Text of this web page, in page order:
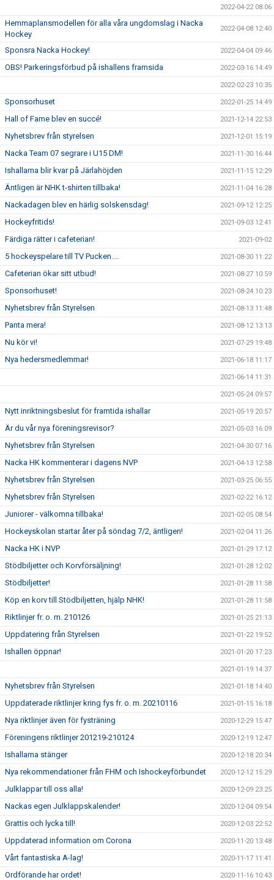
2022-04-22 08:06
Hemmaplansmodellen för alla våra ungdomslag i Nacka
Hockey
2022-04-08 12:40
Sponsra Nacka Hockey! 2022-04-04 09:46
OBS! Parkeringsförbud på ishallens framsida 2022-03-16 14:49
2022-02-23 10:35
Sponsorhuset 2022-01-25 14:49
Hall of Fame blev en succé! 2021-12-14 22:53
Nyhetsbrev från styrelsen 2021-12-01 15:19
Nacka Team 07 segrare i U15 DM! 2021-11-30 16:44
Ishallarna blir kvar på Järlahöjden 2021-11-15 12:29
Äntligen är NHK t-shirten tillbaka! 2021-11-04 16:28
Nackadagen blev en härlig solskensdag! 2021-09-12 12:25
Hockeyfritids! 2021-09-03 12:41
Färdiga rätter i cafeterian! 2021-09-02
5 hockeyspelare till TV Pucken.... 2021-08-30 11:22
Cafeterian ökar sitt utbud! 2021-08-27 10:59
Sponsorhuset! 2021-08-24 10:23
Nyhetsbrev från Styrelsen 2021-08-13 11:48
Panta mera! 2021-08-12 13:13
Nu kör vi! 2021-07-29 19:48
Nya hedersmedlemmar! 2021-06-18 11:17
2021-06-14 11:31
2021-05-24 09:57
Nytt inriktningsbeslut för framtida ishallar 2021-05-19 20:57
Är du vår nya föreningsrevisor? 2021-05-03 16:09
Nyhetsbrev från Styrelsen 2021-04-30 07:16
Nacka HK kommenterar i dagens NVP 2021-04-13 12:58
Nyhetsbrev från Styrelsen 2021-03-25 06:55
Nyhetsbrev från Styrelsen 2021-02-22 16:12
Juniorer - välkomna tillbaka! 2021-02-05 08:54
Hockeyskolan startar åter på söndag 7/2, äntligen! 2021-02-04 11:26
Nacka HK i NVP 2021-01-29 17:12
Stödbiljetter och Korvförsäljning! 2021-01-28 12:02
Stödbiljetter! 2021-01-28 11:58
Köp en korv till Stödbiljetten, hjälp NHK! 2021-01-28 11:58
Riktlinjer fr. o. m. 210126 2021-01-25 21:13
Uppdatering från Styrelsen 2021-01-22 19:52
Ishallen öppnar! 2021-01-20 17:23
2021-01-19 14:37
Nyhetsbrev från Styrelsen 2021-01-18 14:40
Uppdaterade riktlinjer kring fys fr. o. m. 20210116 2021-01-15 16:18
Nya riktlinjer även för fysträning 2020-12-29 15:47
Föreningens riktlinjer 201219-210124 2020-12-19 12:47
Ishallarna stänger 2020-12-18 20:34
Nya rekommendationer från FHM och Ishockeyförbundet 2020-12-12 15:29
Julklappar till oss alla! 2020-12-09 23:25
Nackas egen Julklappskalender! 2020-12-04 09:54
Grattis och lycka till! 2020-12-03 22:52
Uppdaterad information om Corona 2020-11-20 13:48
Vårt fantastiska A-lag! 2020-11-17 11:41
Ordförande har ordet! 2020-11-16 10:43